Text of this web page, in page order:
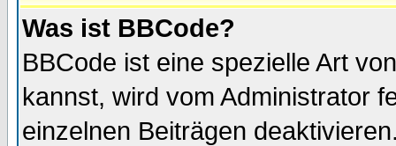
Was ist BBCode?
BBCode ist eine spezielle Art
kannst, wird vom Administrator
einzelnen Beiträgen